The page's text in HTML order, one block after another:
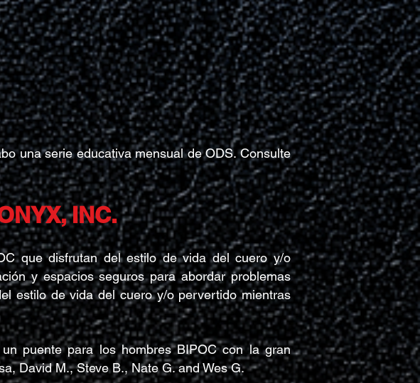
una serie educativa mensual de ODS. Consulte
INC.
que disfrutan del estilo de vida del cuero y/o
y espacios seguros para abordar problemas
estilo de vida del cuero y/o pervertido mientras
puente para los hombres BIPOC con la gran
David M., Steve B., Nate G. and Wes G.